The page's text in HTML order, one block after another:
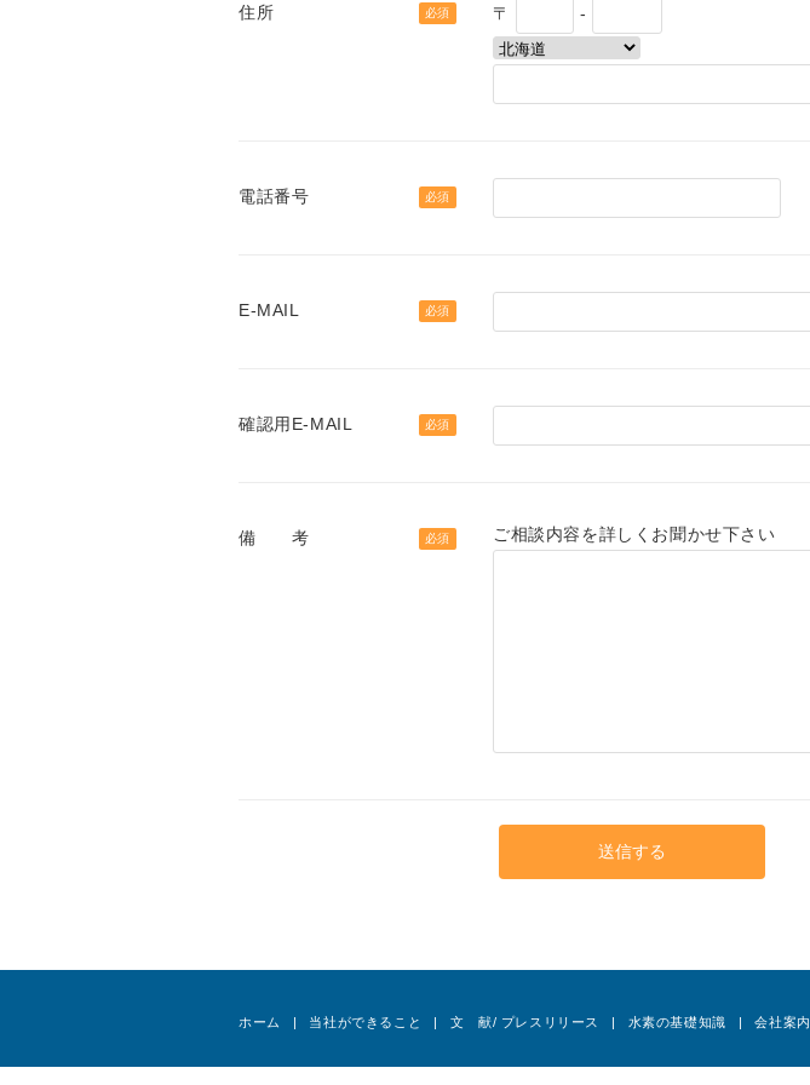
住所 必須 〒 -
電話番号 必須
E-MAIL 必須
確認用E-MAIL 必須
備 考 必須 ご相談内容を詳しくお聞かせ下さい
ホーム 当社ができること 文 献/ プレスリリース 水素の基礎知識 会社案内